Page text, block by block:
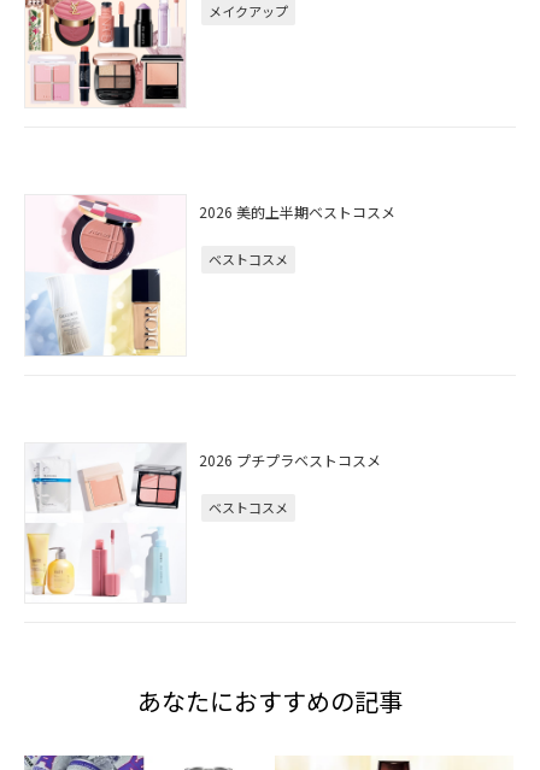
メイクアップ
2026 美的上半期ベストコスメ
ベストコスメ
2026 プチプラベストコスメ
ベストコスメ
あなたにおすすめの記事